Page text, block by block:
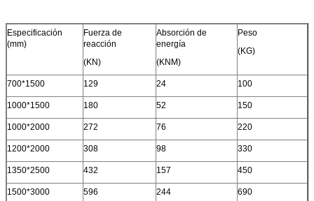
Especificación
(mm)
Fuerza de
reacción
(KN)
Absorción de
energía
(KNM)
Peso
(KG)
700*1500 129 24 100
1000*1500 180 52 150
1000*2000 272 76 220
1200*2000 308 98 330
1350*2500 432 157 450
1500*3000 596 244 690